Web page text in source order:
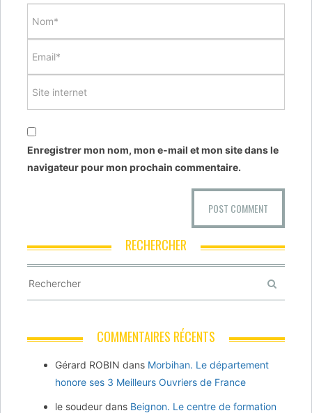
Enregistrer mon nom, mon e-mail et mon site dans le
navigateur pour mon prochain commentaire.
RECHERCHER
COMMENTAIRES RÉCENTS
Gérard ROBIN dans Morbihan. Le département
honore ses 3 Meilleurs Ouvriers de France
le soudeur dans Beignon. Le centre de formation